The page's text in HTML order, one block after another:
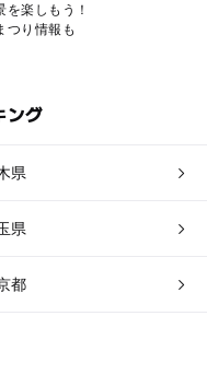
楽しもう！
つり情報も
ング
県
県
都